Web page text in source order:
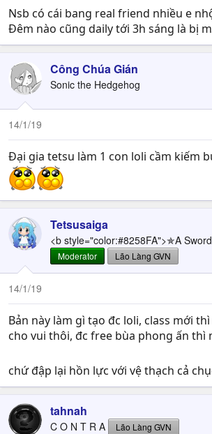
Nsb có cái bang real friend nhiều e
Đêm nào cũng daily tới 3h sáng là bị
Công Chúa Gián
Sonic the Hedgehog
14/1/19
Đại gia tetsu làm 1 con loli cầm kiếm
Tetsusaiga
<b style="color:#8258FA">✯A
Moderator Lão Làng GVN
14/1/19
Bản này làm gì tạo đc loli, class mới
cho vui thôi, đc free bùa phong ấn thì
chứ đập lại hồn lực với vệ thạch cả
tahnah
C O N T R A Lão Làng GVN